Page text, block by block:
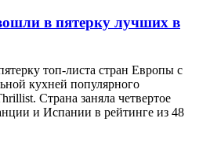
в пятерку лучших в
топ-листа стран Европы с
кухней популярного
Страна заняла четвертое
и Испании в рейтинге из 48